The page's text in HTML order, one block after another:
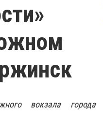
вокзала города